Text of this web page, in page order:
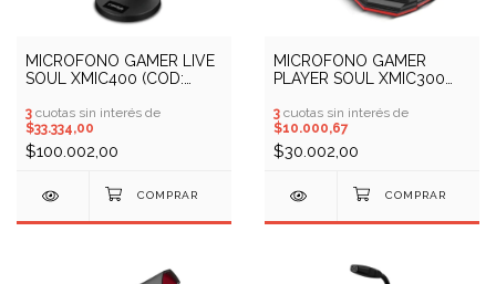
MICROFONO GAMER LIVE
SOUL XMIC400 (COD:
3 cuotas sin interés de
$33.334,00
$100.002,00
MICROFONO GAMER
PLAYER SOUL XMIC300
3 cuotas sin interés de
$10.000,67
$30.002,00